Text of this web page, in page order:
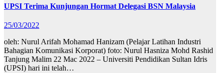
UPSI Terima Kunjungan Hormat Delegasi BSN Malaysia
25/03/2022
oleh: Nurul Arifah Mohamad Hanizam (Pelajar Latihan Industri
Bahagian Komunikasi Korporat) foto: Nurul Hasniza Mohd Rashid
Tanjung Malim 22 Mac 2022 – Universiti Pendidikan Sultan Idris
(UPSI) hari ini telah…